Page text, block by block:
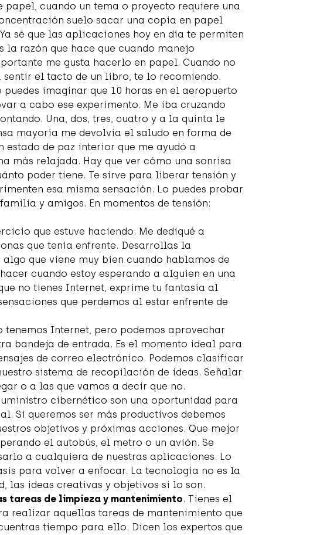
papel, cuando un tema o proyecto requiere una
suelo sacar una copia en papel
sé que las aplicaciones hoy en día te permiten
la razón que hace que cuando manejo
me gusta hacerlo en papel. Cuando no
sentir el tacto de un libro, te lo recomiendo.
puedes imaginar que 10 horas en el aeropuerto
a cabo ese experimento. Me iba cruzando
Una, dos, tres, cuatro y a la quinta le
mayoría me devolvía el saludo en forma de
estado de paz interior que me ayudó a
más relajada. Hay que ver cómo una sonrisa
poder tiene. Te sirve para liberar tensión y
esa misma sensación. Lo puedes probar
y amigos. En momentos de tensión:
que estuve haciendo. Me dediqué a
que tenía enfrente. Desarrollas la
que viene muy bien cuando hablamos de
cuando estoy esperando a alguien en una
no tienes Internet, exprime tu fantasía al
que perdemos al estar enfrente de
tenemos Internet, pero podemos aprovechar
bandeja de entrada. Es el momento ideal para
de correo electrónico. Podemos clasificar
sistema de recopilación de ideas. Señalar
o a las que vamos a decir que no.
cibernético son una oportunidad para
Si queremos ser más productivos debemos
objetivos y próximas acciones. Que mejor
el autobús, el metro o un avión. Se
a cualquiera de nuestras aplicaciones. Lo
para volver a enfocar. La tecnología no es la
las ideas creativas y objetivos si lo son.
tareas de limpieza y mantenimiento. Tienes el
realizar aquellas tareas de mantenimiento que
tiempo para ello. Dicen los expertos que